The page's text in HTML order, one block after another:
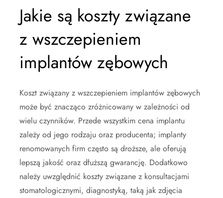
Jakie są koszty związane
z wszczepieniem
implantów zębowych
Koszt związany z wszczepieniem implantów zębowych
może być znacząco zróżnicowany w zależności od
wielu czynników. Przede wszystkim cena implantu
zależy od jego rodzaju oraz producenta; implanty
renomowanych firm często są droższe, ale oferują
lepszą jakość oraz dłuższą gwarancję. Dodatkowo
należy uwzględnić koszty związane z konsultacjami
stomatologicznymi, diagnostyką, taką jak zdjęcia